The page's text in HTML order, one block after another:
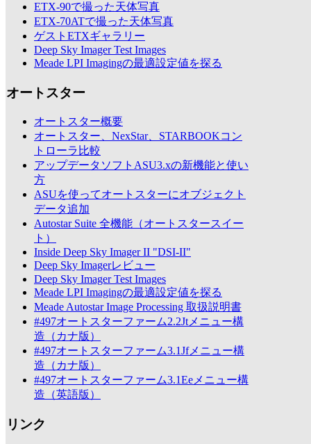
ETX-90で撮った天体写真
ETX-70ATで撮った天体写真
ゲストETXギャラリー
Deep Sky Imager Test Images
Meade LPI Imagingの最適設定値を探る
オートスター
オートスター概要
オートスター、NexStar、STARBOOKコン
トローラ比較
アップデータソフトASU3.xの新機能と使い
方
ASUを使ってオートスターにオブジェクト
データ追加
Autostar Suite 全機能（オートスタースイー
ト）
Inside Deep Sky Imager II "DSI-II"
Deep Sky Imagerレビュー
Deep Sky Imager Test Images
Meade LPI Imagingの最適設定値を探る
Meade Autostar Image Processing 取扱説明書
#497オートスターファーム2.2Jtメニュー構
造（カナ版）
#497オートスターファーム3.1Jfメニュー構
造（カナ版）
#497オートスターファーム3.1Eeメニュー構
造（英語版）
リンク